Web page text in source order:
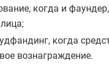
когда и
когда
вознаграждение.